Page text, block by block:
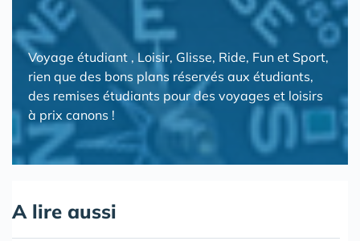
Voyage étudiant , Loisir, Glisse, Ride, Fun et Sport,
rien que des bons plans réservés aux étudiants,
des remises étudiants pour des voyages et loisirs
à prix canons !
A lire aussi